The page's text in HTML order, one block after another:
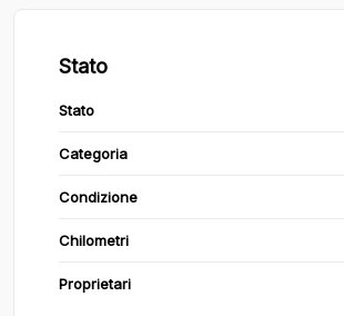
Stato
Stato
Categoria
Condizione
Chilometri
Proprietari